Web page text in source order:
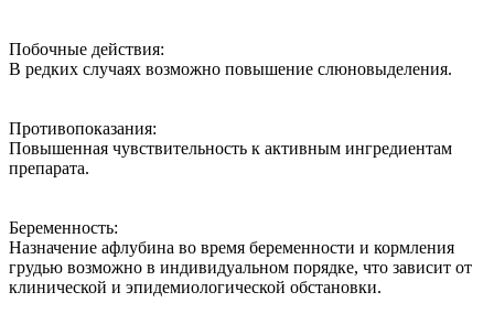
Побочные действия:
В редких случаях возможно повышение слюновыделения.
Противопоказания:
Повышенная чувствительность к активным ингредиентам
препарата.
Беременность:
Назначение афлубина во время беременности и кормления
грудью возможно в индивидуальном порядке, что зависит от
клинической и эпидемиологической обстановки.